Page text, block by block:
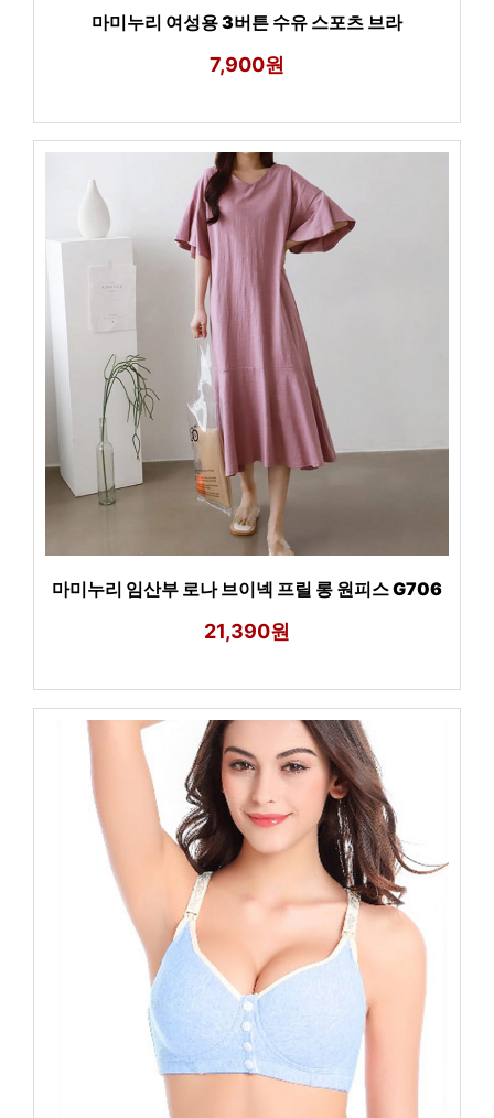
마미누리 여성용 3버튼 수유 스포츠 브라
7,900원
마미누리 임산부 로나 브이넥 프릴 롱 원피스 G706
21,390원